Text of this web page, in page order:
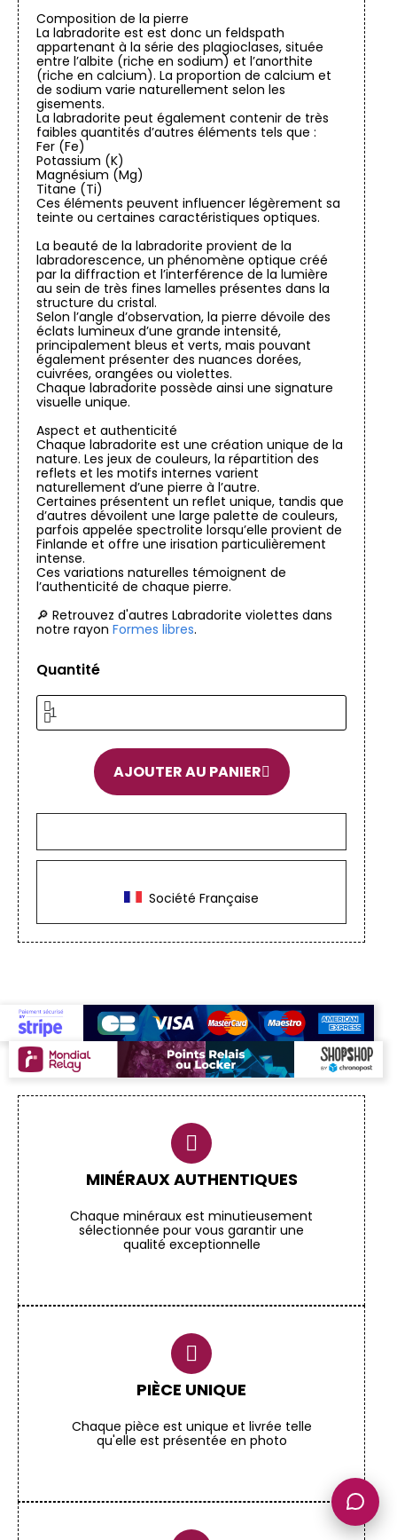
Composition de la pierre
La labradorite est est donc un feldspath
appartenant à la série des plagioclases, située
entre l’albite (riche en sodium) et l’anorthite
(riche en calcium). La proportion de calcium et
de sodium varie naturellement selon les
gisements.
La labradorite peut également contenir de très
faibles quantités d’autres éléments tels que :
Fer (Fe)
Potassium (K)
Magnésium (Mg)
Titane (Ti)
Ces éléments peuvent influencer légèrement sa
teinte ou certaines caractéristiques optiques.
La beauté de la labradorite provient de la
labradorescence, un phénomène optique créé
par la diffraction et l’interférence de la lumière
au sein de très fines lamelles présentes dans la
structure du cristal.
Selon l’angle d’observation, la pierre dévoile des
éclats lumineux d’une grande intensité,
principalement bleus et verts, mais pouvant
également présenter des nuances dorées,
cuivrées, orangées ou violettes.
Chaque labradorite possède ainsi une signature
visuelle unique.
Aspect et authenticité
Chaque labradorite est une création unique de la
nature. Les jeux de couleurs, la répartition des
reflets et les motifs internes varient
naturellement d’une pierre à l’autre.
Certaines présentent un reflet unique, tandis que
d’autres dévoilent une large palette de couleurs,
parfois appelée spectrolite lorsqu’elle provient de
Finlande et offre une irisation particulièrement
intense.
Ces variations naturelles témoignent de
l’authenticité de chaque pierre.
🔎 Retrouvez d'autres Labradorite violettes dans
notre rayon Formes libres.
Quantité
AJOUTER AU PANIER
Société Française
MINÉRAUX AUTHENTIQUES
Chaque minéraux est minutieusement
sélectionnée pour vous garantir une
qualité exceptionnelle
PIÈCE UNIQUE
Chaque pièce est unique et livrée telle
qu'elle est présentée en photo